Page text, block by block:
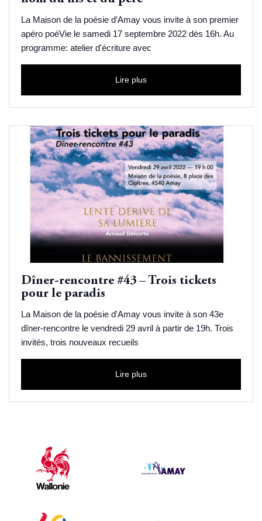
La Maison de la poésie d'Amay vous invite à son premier
apéro poéVie le samedi 17 septembre 2022 dès 16h. Au
programme: atelier d'écriture avec
Lire plus
Dîner-rencontre #43 – Trois tickets
pour le paradis
La Maison de la poésie d'Amay vous invite à son 43e
dîner-rencontre le vendredi 29 avril à partir de 19h. Trois
invités, trois nouveaux recueils
Lire plus